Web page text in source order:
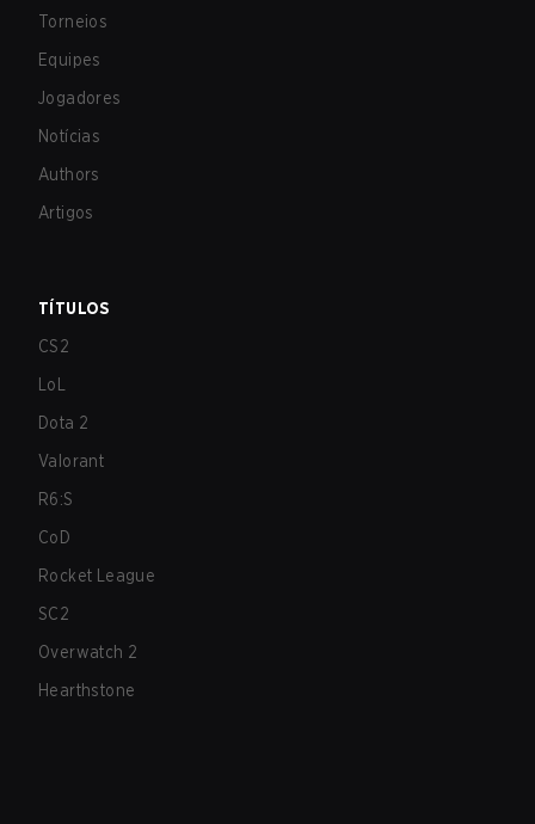
Torneios
Equipes
Jogadores
Notícias
Authors
Artigos
TÍTULOS
CS2
LoL
Dota 2
Valorant
R6:S
CoD
Rocket League
SC2
Overwatch 2
Hearthstone